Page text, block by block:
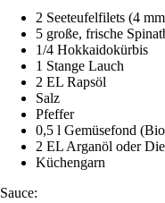
2 Seeteufelfilets (4
5 große, frische
1/4 Hokkaidokürbis
1 Stange Lauch
2 EL Rapsöl
Salz
Pfeffer
0,5 l Gemüsefond
2 EL Arganöl oder
Küchengarn
Sauce: